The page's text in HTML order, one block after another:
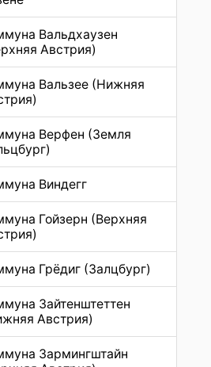
Вальдхаузен
Австрия)
Вальзее (Нижняя
Верфен (Земля
Виндегг
Гойзерн (Верхняя
Грёдиг (Залцбург)
Зайтенштеттен
Австрия)
Зармингштайн